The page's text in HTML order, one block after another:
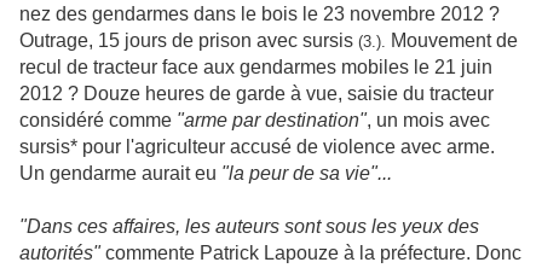
nez des gendarmes dans le bois le 23 novembre 2012 ?
Outrage, 15 jours de prison avec sursis (3.). Mouvement de
recul de tracteur face aux gendarmes mobiles le 21 juin
2012 ? Douze heures de garde à vue, saisie du tracteur
considéré comme "arme par destination", un mois avec
sursis* pour l'agriculteur accusé de violence avec arme.
Un gendarme aurait eu "la peur de sa vie"...
"Dans ces affaires, les auteurs sont sous les yeux des
autorités" commente Patrick Lapouze à la préfecture. Donc